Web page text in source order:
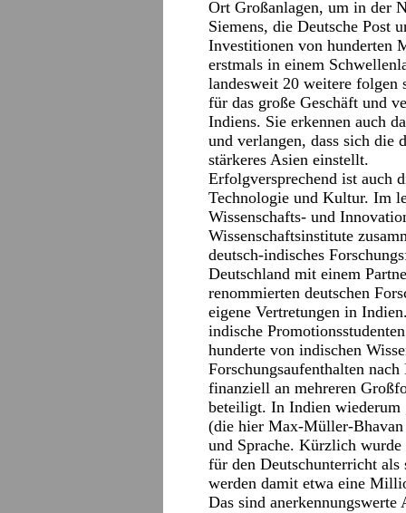
Ort Großanlagen, um in der
Siemens, die Deutsche Post
Investitionen von hunderten
erstmals in einem
landesweit 20 weitere folgen
für das große Geschäft und
Indiens. Sie erkennen auch
und verlangen, dass sich die
stärkeres Asien einstellt.
Erfolgversprechend ist auch
Technologie und Kultur. Im
Wissenschafts- und
Wissenschaftsinstitute
deutsch-indisches
Deutschland mit einem
renommierten deutschen
eigene Vertretungen in
indische
hunderte von indischen
Forschungsaufenthalten
finanziell an mehreren
beteiligt. In Indien wiederum
(die hier Max-Müller-
und Sprache. Kürzlich
für den Deutschunterricht als
werden damit etwa eine
Das sind